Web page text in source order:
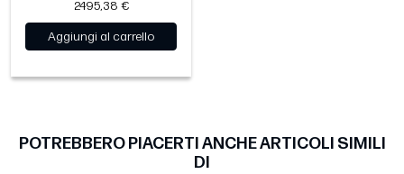
2495,38 €
Aggiungi al carrello
POTREBBERO PIACERTI ANCHE ARTICOLI SIMILI
DI